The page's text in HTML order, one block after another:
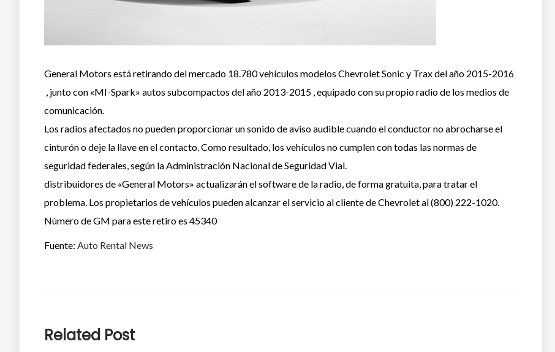
General Motors está retirando del mercado 18.780 vehículos modelos Chevrolet Sonic y Trax del año 2015-2016
, junto con «MI-Spark» autos subcompactos del año 2013-2015 , equipado con su propio radio de los medios de
comunicación.
Los radios afectados no pueden proporcionar un sonido de aviso audible cuando el conductor no abrocharse el
cinturón o deje la llave en el contacto. Como resultado, los vehículos no cumplen con todas las normas de
seguridad federales, según la Administración Nacional de Seguridad Vial.
distribuidores de «General Motors» actualizarán el software de la radio, de forma gratuita, para tratar el
problema. Los propietarios de vehículos pueden alcanzar el servicio al cliente de Chevrolet al (800) 222-1020.
Número de GM para este retiro es 45340
Fuente: Auto Rental News
Related Post